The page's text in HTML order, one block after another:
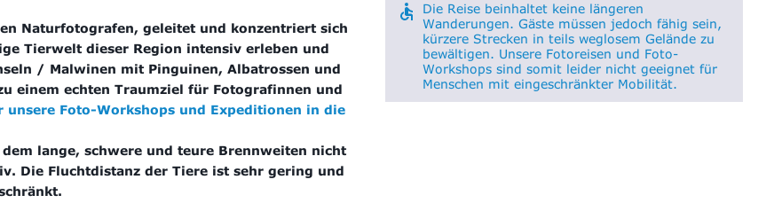
Naturfotografen, geleitet und konzentriert sich
Tierwelt dieser Region intensiv erleben und
/ Malwinen mit Pinguinen, Albatrossen und
einem echten Traumziel für Fotografinnen und
Foto-Workshops und Expeditionen in die
lange, schwere und teure Brennweiten nicht
Die Fluchtdistanz der Tiere ist sehr gering und
Die Reise beinhaltet keine längeren
Wanderungen. Gäste müssen jedoch fähig sein,
kürzere Strecken in teils weglosem Gelände zu
bewältigen. Unsere Fotoreisen und Foto-
Workshops sind somit leider nicht geeignet für
Menschen mit eingeschränkter Mobilität.